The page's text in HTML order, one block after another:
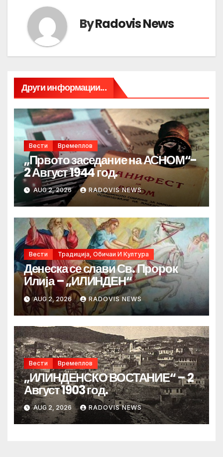
ByRadovis News
Други информации...
Вести Времеплов
„Првото заседание на АСНОМ“-
2 Август 1944 год.
AUG 2, 2026 RADOVIS NEWS
Вести Традиција, Обичаи И Култура
Денеска се слави Св. Пророк
Илија – „ИЛИНДЕН“
AUG 2, 2026 RADOVIS NEWS
Вести Времеплов
„ИЛИНДЕНСКО ВОСТАНИЕ“ – 2
Август 1903 год.
AUG 2, 2026 RADOVIS NEWS